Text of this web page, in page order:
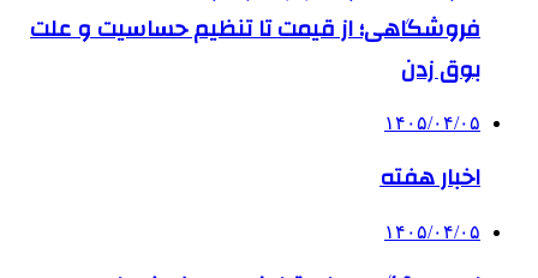
فروشگاهی؛ از قیمت تا تنظیم حساسیت و علت
بوق زدن
۱۴۰۵/۰۴/۰۵
اخبار هفته
۱۴۰۵/۰۴/۰۵